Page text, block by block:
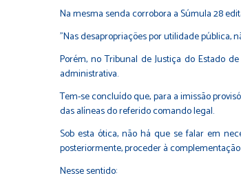
Na mesma senda corrobora a Súmula 28
"Nas desapropriações por utilidade pública,
Porém, no Tribunal de Justiça do Estado
administrativa.
Tem-se concluído que, para a imissão
das alíneas do referido comando legal.
Sob esta ótica, não há que se falar em
posteriormente, proceder à
Nesse sentido: